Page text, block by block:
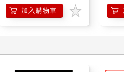
領域，可由一個重要概念來解
學家阿爾弗雷德‧阿德勒(Alfred
際關係的煩惱，就要區分什麼是
加入購物車